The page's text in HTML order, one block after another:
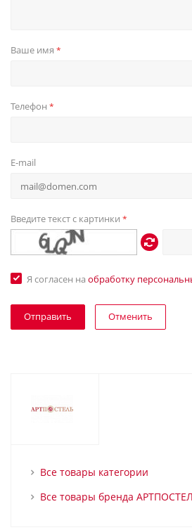
Ваше имя *
Телефон *
E-mail
Введите текст с картинки *
Я согласен на обработку
Отменить
Все товары категории
Все товары бренда